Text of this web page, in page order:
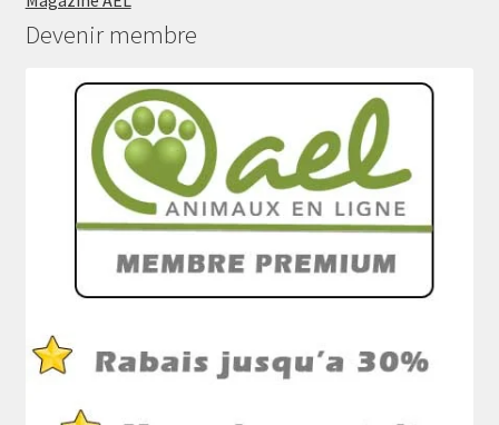
Devenir membre